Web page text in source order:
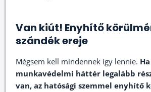
Van kiút! Enyhítő
szándék ereje
Mégsem kell mindennek így lennie.
munkavédelmi háttér legalább
van, az hatósági szemmel enyhítő